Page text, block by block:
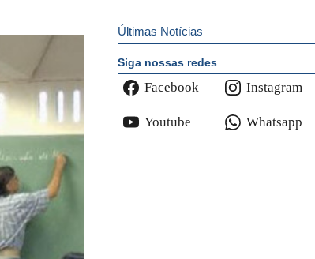
Últimas Notícias
Siga nossas redes
Facebook Instagram
Youtube Whatsapp